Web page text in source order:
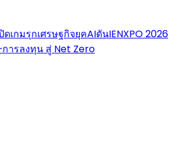
ดเกมรุกเศรษฐกิจยุคAIดันIENXPO 2026
ารลงทุน สู่ Net Zero